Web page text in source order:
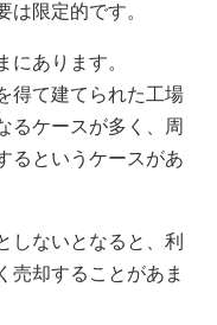
は限定的です。
にあります。
得て建てられた工場
るケースが多く、周
るというケースがあ
しないとなると、利
売却することがあま